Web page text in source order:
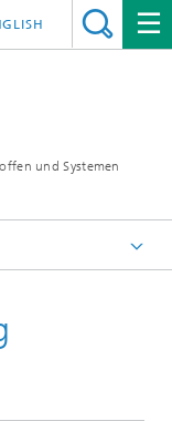
und Systemen